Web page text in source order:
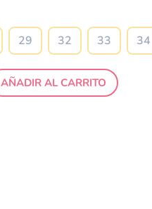
29 32 33 34
AÑADIR AL CARRITO